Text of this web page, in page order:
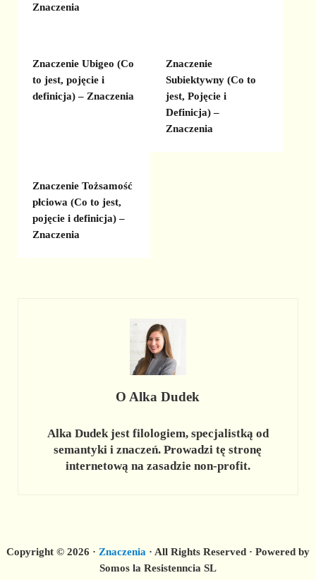
Znaczenia
Znaczenie Ubigeo (Co
to jest, pojęcie i
definicja) – Znaczenia
Znaczenie
Subiektywny (Co to
jest, Pojęcie i
Definicja) –
Znaczenia
Znaczenie Tożsamość
płciowa (Co to jest,
pojęcie i definicja) –
Znaczenia
O Alka Dudek
Alka Dudek jest filologiem, specjalistką od
semantyki i znaczeń. Prowadzi tę stronę
internetową na zasadzie non-profit.
Copyright © 2026 · Znaczenia · All Rights Reserved · Powered by
Somos la Resistenncia SL